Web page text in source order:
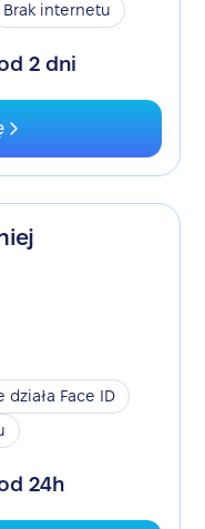
Brak internetu
2 dni
działa Face ID
24h